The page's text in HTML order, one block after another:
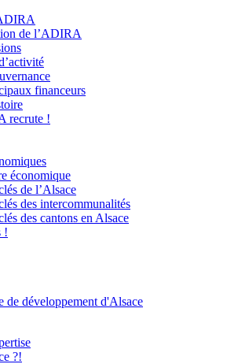
de l’ADIRA
financeurs
recrute !
économique
de l’Alsace
des intercommunalités
des cantons en Alsace
!
?!